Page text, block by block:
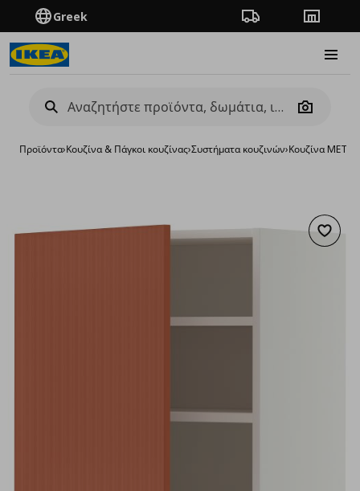
Greek Πορεία παραγγελίας
Camera
Προϊόντα›Κουζίνα & Πάγκοι κουζίνας›Συστήματα κουζινών›Κουζίνα